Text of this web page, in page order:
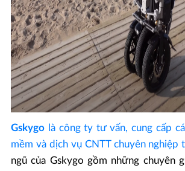
Gskygo là công ty tư vấn, cung cấp
mềm và dịch vụ CNTT chuyên nghiệp
ngũ của Gskygo gồm những chuyên